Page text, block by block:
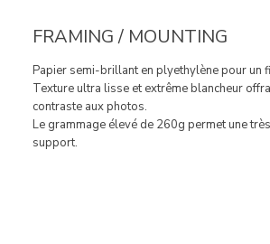
FRAMING / MOUNTING
Papier semi-brillant en plyethylène pour un
Texture ultra lisse et extrême blancheur
contraste aux photos.
Le grammage élevé de 260g permet une
support.